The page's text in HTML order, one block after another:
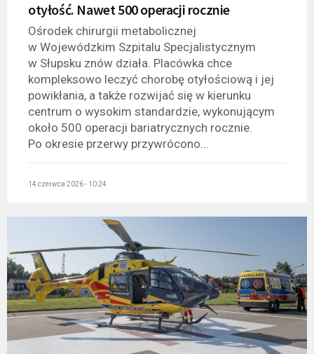
otyłość. Nawet 500 operacji rocznie
Ośrodek chirurgii metabolicznej
w Wojewódzkim Szpitalu Specjalistycznym
w Słupsku znów działa. Placówka chce
kompleksowo leczyć chorobę otyłościową i jej
powikłania, a także rozwijać się w kierunku
centrum o wysokim standardzie, wykonującym
około 500 operacji bariatrycznych rocznie.
Po okresie przerwy przywrócono...
14 czerwca 2026 - 10:24